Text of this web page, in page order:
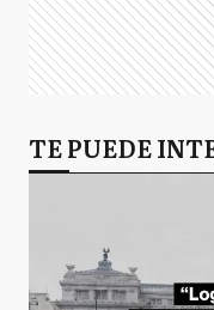
R
S
9D 9
TE PUEDE